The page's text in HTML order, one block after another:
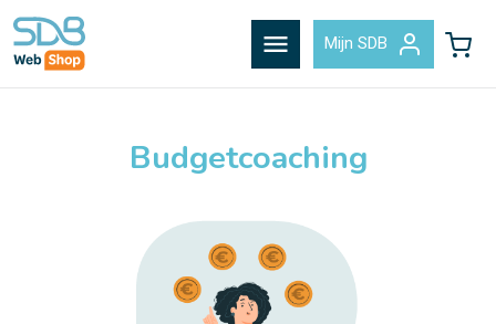
menu Mijn SDB
Budgetcoaching